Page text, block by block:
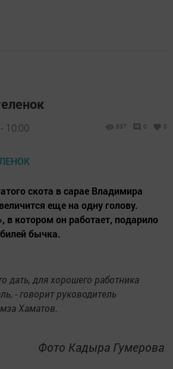
10:00 837 0 0
скота в сарае Владимира
еще на одну голову.
в котором он работает, подарило
бычка.
дать, для хорошего работника
- говорит руководитель
Хаматов.
Фото Кадыра Гумерова